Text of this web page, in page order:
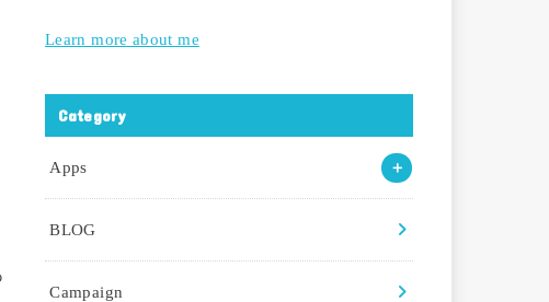
Learn more about me
Category
Apps
BLOG
Campaign